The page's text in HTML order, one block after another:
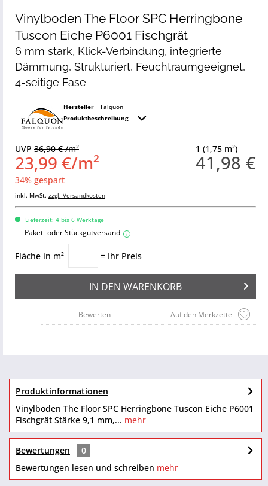
Vinylboden The Floor SPC Herringbone
Tuscon Eiche P6001 Fischgrät
6 mm stark, Klick-Verbindung, integrierte
Dämmung, Strukturiert, Feuchtraumgeeignet,
4-seitige Fase
Hersteller
Falquon
Produktbeschreibung
1 (1,75 m²)
41,98 €
UVP 36,90 € /m²
23,99 €/m²
34% gespart
inkl. MwSt. zzgl. Versandkosten
Lieferzeit: 4 bis 6 Werktage
Paket- oder Stückgutversand i
Fläche in m² = Ihr Preis
IN DEN WARENKORB
Auf den Merkzettel
Bewerten
Produktinformationen
Vinylboden The Floor SPC Herringbone Tuscon Eiche P6001
Fischgrät Stärke 9,1 mm,... mehr
Bewertungen
0
Bewertungen lesen und schreiben mehr